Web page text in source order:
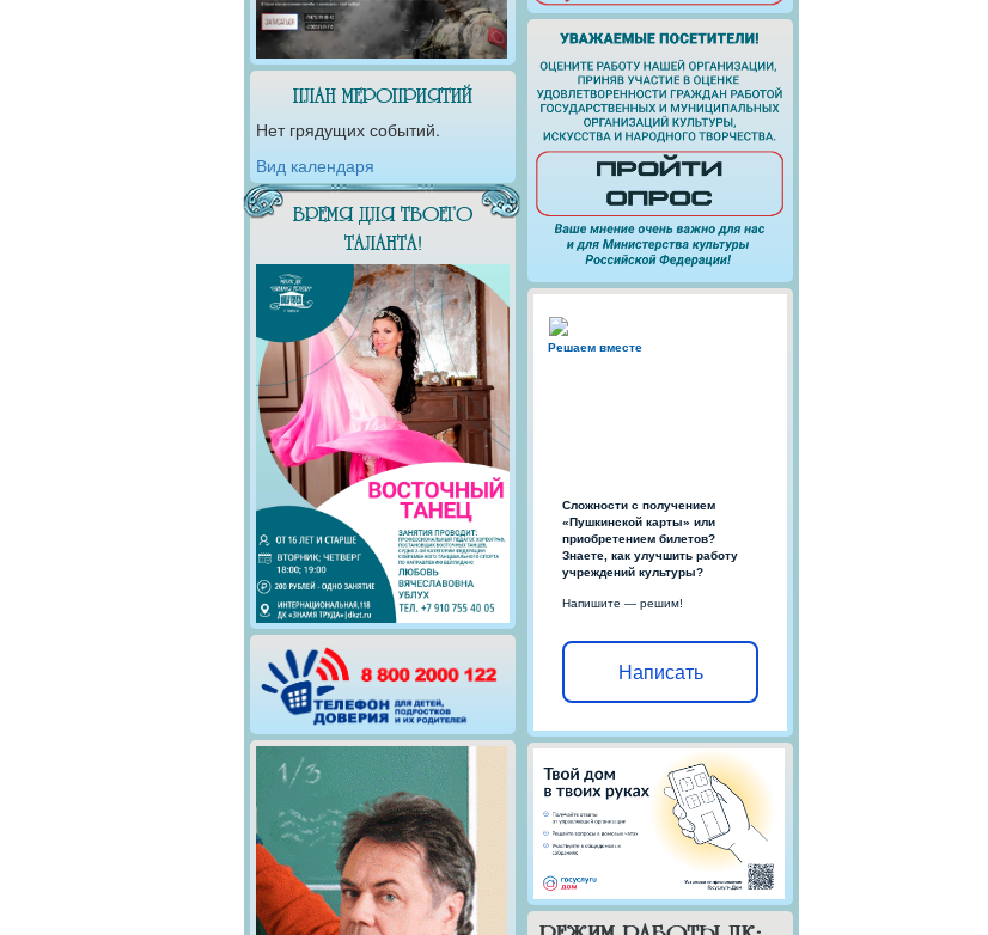
ПЛАН МЕРОПРИЯТИЙ
Нет грядущих событий.
Вид календаря
ВРЕМЯ ДЛЯ ТВОЕГО
ТАЛАНТА!
Решаем вместе
Сложности с получением
«Пушкинской карты» или
приобретением билетов?
Знаете, как улучшить работу
учреждений культуры?
Напишите — решим!
Написать